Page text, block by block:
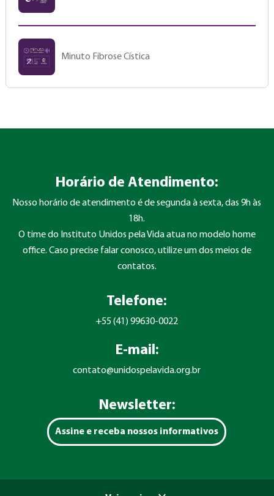
Minuto Fibrose Cística
Horário de Atendimento:
Nosso horário de atendimento é de segunda à sexta, das 9h às
18h.
O time do Instituto Unidos pela Vida atua no modelo home
office. Caso precise falar conosco, utilize um dos meios de
contatos.
Telefone:
+55 (41) 99630-0022
E-mail:
contato@unidospelavida.org.br
Newsletter:
Assine e receba nossos informativos